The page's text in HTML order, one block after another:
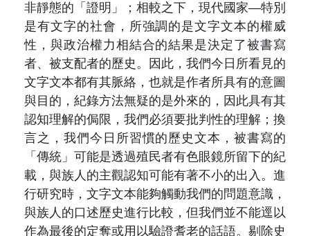
非靜態的「證明」；相較之下，現代國家—特別
是有文字的社會，所強調的是文字文本的權威
性，與政治權力相結合的結果是決定了被書寫
者、被支配者的歷史。因此，我們今日所看見的
文字文本都有其脈絡，也就是作者所具有的意圖
與目的，紀錄方法無疑的是外來的，因此具有其
認知理解的侷限，我們必須要批判性的理解；換
言之，我們今日所習慣的歷史文本，被書寫的
「傳統」可能是透過殖民者有色眼鏡所留下的紀
載，與族人的主觀認知可能有著不小的出入。進
行研究時，文字文本能夠觸動我們的問題意識，
與族人的口述歷史進行比較，但我們並不能逕以
作為最後的定奪或用以驗證耆老的話語。剔除史